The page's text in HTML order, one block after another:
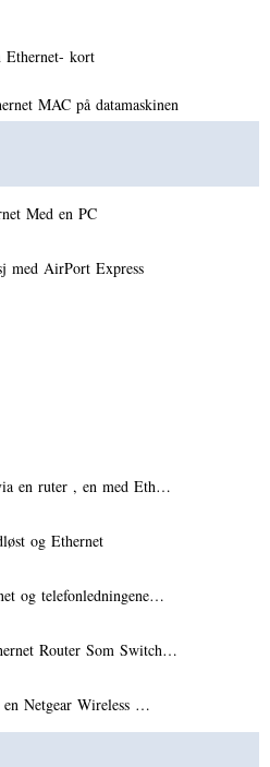
Ethernet- kort
MAC på datamaskinen
Med en PC
med AirPort Express
en ruter , en med Eth…
og Ethernet
og telefonledningene…
Router Som Switch…
Netgear Wireless …